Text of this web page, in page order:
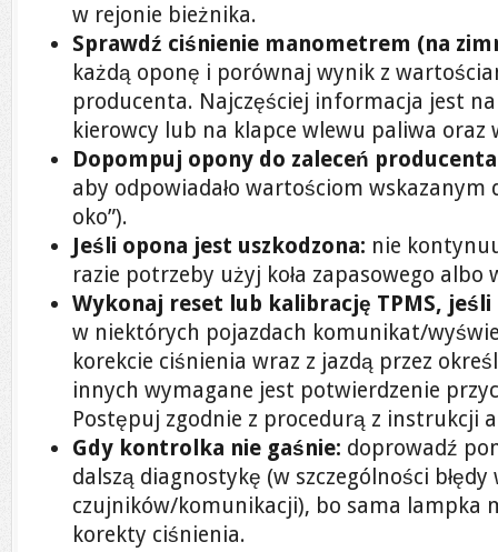
w rejonie bieżnika.
Sprawdź ciśnienie manometrem (na
każdą oponę i porównaj wynik z
producenta. Najczęściej informacja jest
kierowcy lub na klapce wlewu paliwa
Dopompuj opony do zaleceń
aby odpowiadało wartościom wskazanym
oko”).
Jeśli opona jest uszkodzona: nie
razie potrzeby użyj koła zapasowego albo
Wykonaj reset lub kalibrację TPMS,
w niektórych pojazdach komunikat/
korekcie ciśnienia wraz z jazdą przez
innych wymagane jest potwierdzenie
Postępuj zgodnie z procedurą z instrukcji
Gdy kontrolka nie gaśnie: doprowadź
dalszą diagnostykę (w szczególności
czujników/komunikacji), bo sama lampka
korekty ciśnienia.